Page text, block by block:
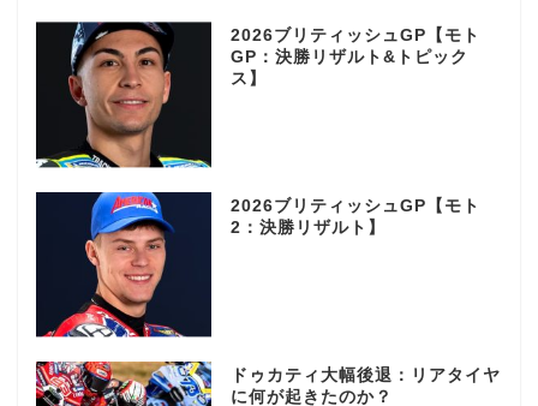
2026ブリティッシュGP【モト
GP：決勝リザルト&トピック
ス】
2026ブリティッシュGP【モト
2：決勝リザルト】
ドゥカティ大幅後退：リアタイヤ
に何が起きたのか？